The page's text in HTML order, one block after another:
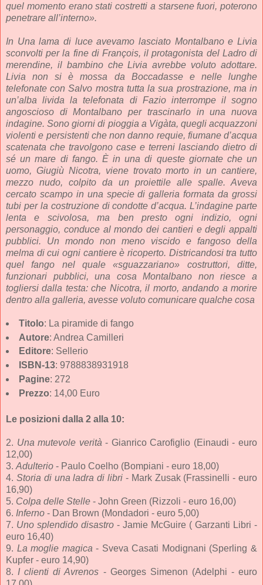
quel momento erano stati costretti a starsene fuori, poterono
penetrare all’interno».
In Una lama di luceavevamo lasciato Montalbano e Livia
sconvolti per la fine di François, il protagonista del Ladro di
merendine, il bambino che Livia avrebbe voluto adottare.
Livia non si è mossa da Boccadasse e nelle lunghe
telefonate con Salvo mostra tutta la sua prostrazione, ma in
un’alba livida la telefonata di Fazio interrompe il sogno
angoscioso di Montalbano per trascinarlo in una nuova
indagine. Sono giorni di pioggia a Vigàta, quegli acquazzoni
violenti e persistenti che non danno requie, fiumane d’acqua
scatenata che travolgono case e terreni lasciando dietro di
sé un mare di fango. È in una di queste giornate che un
uomo, Giugiù Nicotra, viene trovato morto in un cantiere,
mezzo nudo, colpito da un proiettile alle spalle. Aveva
cercato scampo in una specie di galleria formata da grossi
tubi per la costruzione di condotte d’acqua. L’indagine parte
lenta e scivolosa, ma ben presto ogni indizio, ogni
personaggio, conduce al mondo dei cantieri e degli appalti
pubblici. Un mondo non meno viscido e fangoso della
melma di cui ogni cantiere è ricoperto. Districandosi tra tutto
quel fango nel quale «sguazzariano» costruttori, ditte,
funzionari pubblici, una cosa Montalbano non riesce a
togliersi dalla testa: che Nicotra, il morto, andando a morire
dentro alla galleria, avesse voluto comunicare qualche cosa
Titolo: La piramide di fango
Autore: Andrea Camilleri
Editore: Sellerio
ISBN-13: 9788838931918
Pagine: 272
Prezzo: 14,00 Euro
Le posizioni dalla 2 alla 10:
2. Una mutevole verità - Gianrico Carofiglio (Einaudi - euro
12,00)
3. Adulterio - Paulo Coelho (Bompiani - euro 18,00)
4. Storia di una ladra di libri - Mark Zusak (Frassinelli - euro
16,90)
5. Colpa delle Stelle - John Green (Rizzoli - euro 16,00)
6. Inferno - Dan Brown (Mondadori - euro 5,00)
7. Uno splendido disastro - Jamie McGuire ( Garzanti Libri -
euro 16,40)
9. La moglie magica - Sveva Casati Modignani (Sperling &
Kupfer - euro 14,90)
8. I clienti di Avrenos - Georges Simenon (Adelphi - euro